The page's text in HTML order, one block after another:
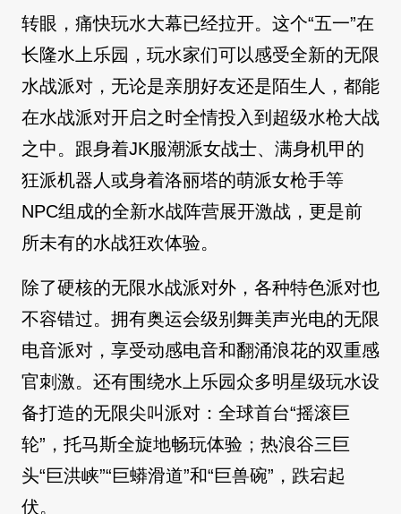
转眼，痛快玩水大幕已经拉开。这个“五一”在
长隆水上乐园，玩水家们可以感受全新的无限
水战派对，无论是亲朋好友还是陌生人，都能
在水战派对开启之时全情投入到超级水枪大战
之中。跟身着JK服潮派女战士、满身机甲的
狂派机器人或身着洛丽塔的萌派女枪手等
NPC组成的全新水战阵营展开激战，更是前
所未有的水战狂欢体验。
除了硬核的无限水战派对外，各种特色派对也
不容错过。拥有奥运会级别舞美声光电的无限
电音派对，享受动感电音和翻涌浪花的双重感
官刺激。还有围绕水上乐园众多明星级玩水设
备打造的无限尖叫派对：全球首台“摇滚巨
轮”，托马斯全旋地畅玩体验；热浪谷三巨
头“巨洪峡”“巨蟒滑道”和“巨兽碗”，跌宕起
伏。